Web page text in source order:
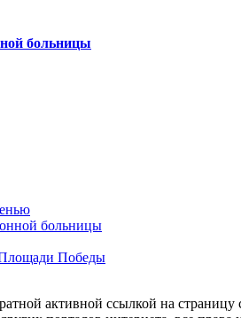
больницы
больницы
Площади Победы
активной ссылкой на страницу